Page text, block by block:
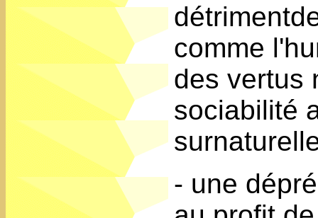
comme
des vertus
sociabilité
- une